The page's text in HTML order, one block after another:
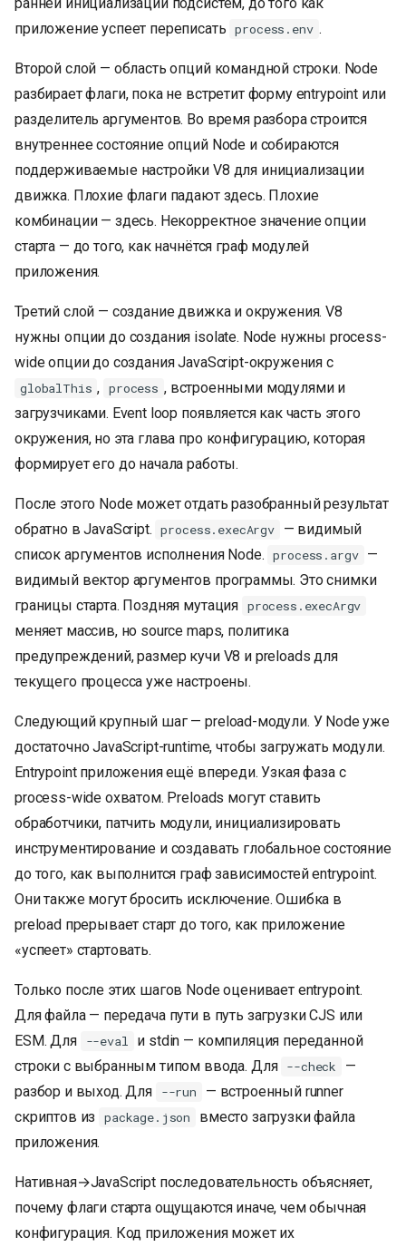
приложение успеет переписать process.env .
Второй слой — область опций командной строки. Node
разбирает флаги, пока не встретит форму entrypoint или
разделитель аргументов. Во время разбора строится
внутреннее состояние опций Node и собираются
поддерживаемые настройки V8 для инициализации
движка. Плохие флаги падают здесь. Плохие
комбинации — здесь. Некорректное значение опции
старта — до того, как начнётся граф модулей
приложения.
Третий слой — создание движка и окружения. V8
нужны опции до создания isolate. Node нужны process-
wide опции до создания JavaScript-окружения с
globalThis , process , встроенными модулями и
загрузчиками. Event loop появляется как часть этого
окружения, но эта глава про конфигурацию, которая
формирует его до начала работы.
После этого Node может отдать разобранный результат
обратно в JavaScript. process.execArgv
— видимый
список аргументов исполнения Node. process.argv —
видимый вектор аргументов программы. Это снимки
границы старта. Поздняя мутация process.execArgv
меняет массив, но source maps, политика
предупреждений, размер кучи V8 и preloads для
текущего процесса уже настроены.
Следующий крупный шаг — preload-модули. У Node уже
достаточно JavaScript-runtime, чтобы загружать модули.
Entrypoint приложения ещё впереди. Узкая фаза с
process-wide охватом. Preloads могут ставить
обработчики, патчить модули, инициализировать
инструментирование и создавать глобальное состояние
до того, как выполнится граф зависимостей entrypoint.
Они также могут бросить исключение. Ошибка в
preload прерывает старт до того, как приложение
«успеет» стартовать.
Только после этих шагов Node оценивает entrypoint.
Для файла — передача пути в путь загрузки CJS или
ESM. Для
--eval
и stdin — компиляция переданной
строки с выбранным типом ввода. Для --check
—
разбор и выход. Для
--run
— встроенный runner
скриптов из
package.json
вместо загрузки файла
приложения.
Нативная→JavaScript последовательность объясняет,
почему флаги старта ощущаются иначе, чем обычная
конфигурация. Код приложения может их